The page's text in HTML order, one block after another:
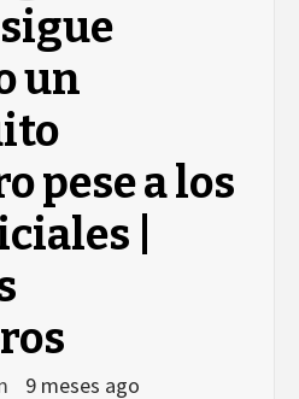
un
pese a los
|
9 meses ago